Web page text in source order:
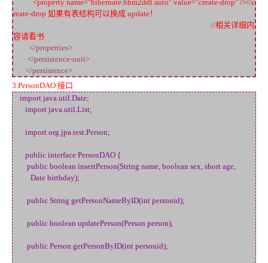
<property name="hibernate.hbm2ddl.auto" value="create-drop" />//c
reate-drop 如果有表结构可以换成 update！
//相关详细内
容请看书
</properties>
</persistence-unit>
</persistence>
3.PersonDAO 接口
import java.util.Date;
import java.util.List;
import org.jpa.test.Person;
public interface PersonDAO {
public boolean insertPerson(String name, boolean sex, short age,
Date birthday);
public String getPersonNameByID(int personid);
public boolean updatePerson(Person person);
public Person getPersonByID(int personid);